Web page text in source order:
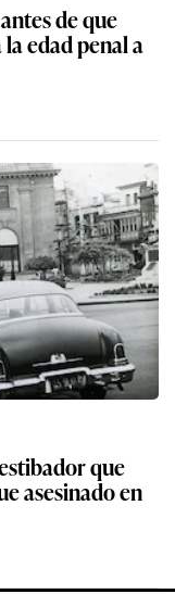
de que
edad penal a
que
asesinado en